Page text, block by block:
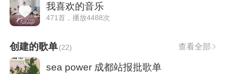
我喜欢的音乐
471首，播放4488次
创建的歌单(22) 查看全部
sea power 成都站报批歌单